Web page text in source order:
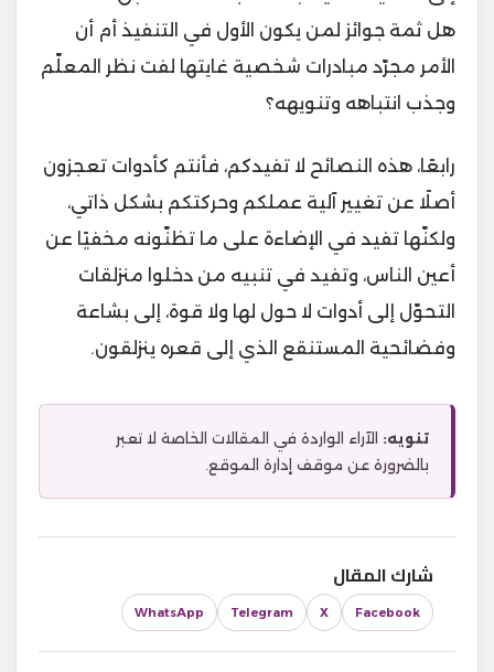
هل ثمة جوائز لمن يكون الأول في التنفيذ أم أن
الأمر مجرّد مبادرات شخصية غايتها لفت نظر المعلّم
وجذب انتباهه وتنويهه؟
رابعًا، هذه النصائح لا تفيدكم، فأنتم كأدوات تعجزون
أصلًا عن تغيير آلية عملكم وحركتكم بشكل ذاتي،
ولكنّها تفيد في الإضاءة على ما تظنّونه مخفيًا عن
أعين الناس، وتفيد في تنبيه من دخلوا منزلقات
التحوّل إلى أدوات لا حول لها ولا قوة، إلى بشاعة
وفضائحية المستنقع الذي إلى قعره ينزلقون.
تنويه: الآراء الواردة في المقالات الخاصة لا تعبر
بالضرورة عن موقف إدارة الموقع.
شارك المقال
Facebook
X
Telegram
WhatsApp